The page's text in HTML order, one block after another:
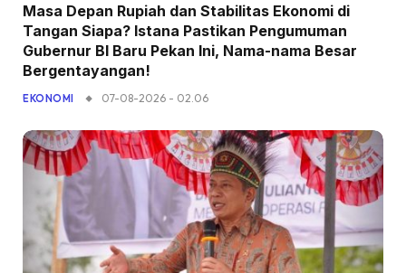
Masa Depan Rupiah dan Stabilitas Ekonomi di
Tangan Siapa? Istana Pastikan Pengumuman
Gubernur BI Baru Pekan Ini, Nama-nama Besar
Bergentayangan!
EKONOMI 07-08-2026 - 02.06